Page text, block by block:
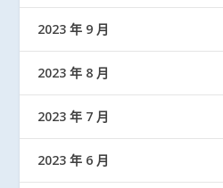
2023 年 9 月
2023 年 8 月
2023 年 7 月
2023 年 6 月